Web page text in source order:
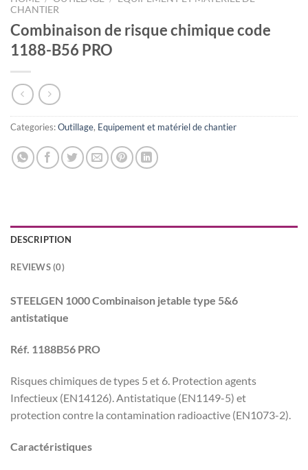
CHANTIER
Combinaison de risque chimique code
1188-B56 PRO
Categories:Outillage, Equipement et matériel de chantier
DESCRIPTION
REVIEWS (0)
STEELGEN 1000 Combinaison jetable type 5&6
antistatique
Réf. 1188B56 PRO
Risques chimiques de types 5 et 6. Protection agents
Infectieux (EN14126). Antistatique (EN1149-5) et
protection contre la contamination radioactive (EN1073-2).
Caractéristiques